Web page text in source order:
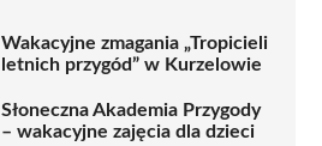
Wakacyjne zmagania „Tropicieli
letnich przygód” w Kurzelowie
Słoneczna Akademia Przygody
– wakacyjne zajęcia dla dzieci